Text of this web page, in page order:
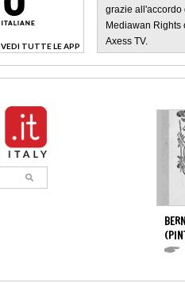
VEDI TUTTE LE APP
>
grazie all'accordo
Mediawan Rights
Axess TV.